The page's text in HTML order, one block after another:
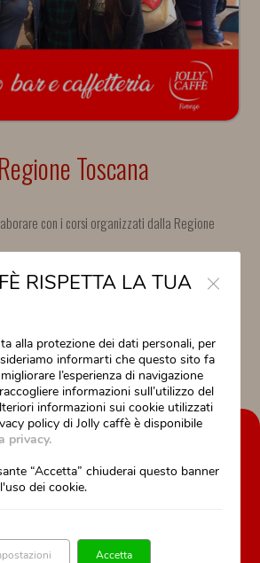
Toscana
con i corsi organizzati dalla Regione
RISPETTA LA TUA
alla protezione dei dati personali, per
informarti che questo sito fa
l’esperienza di navigazione
informazioni sull’utilizzo del
informazioni sui cookie utilizzati
policy di Jolly caffè è disponibile
privacy.
“Accetta” chiuderai questo banner
dei cookie.
Accetta